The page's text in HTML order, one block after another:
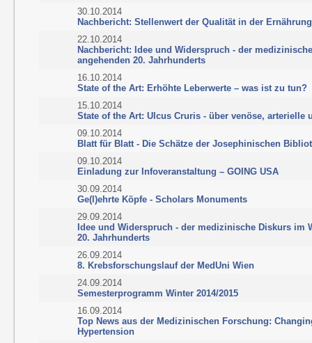
30.10.2014
Nachbericht: Stellenwert der Qualität in der Ernährung
22.10.2014
Nachbericht: Idee und Widerspruch - der
angehenden 20. Jahrhunderts
16.10.2014
State of the Art: Erhöhte Leberwerte – was ist zu tun?
15.10.2014
State of the Art: Ulcus Cruris - über venöse, arterielle
09.10.2014
Blatt für Blatt - Die Schätze der Josephinischen
09.10.2014
Einladung zur Infoveranstaltung – GOING USA
30.09.2014
Ge(l)ehrte Köpfe - Scholars Monuments
29.09.2014
Idee und Widerspruch - der medizinische Diskurs im
20. Jahrhunderts
26.09.2014
8. Krebsforschungslauf der MedUni Wien
24.09.2014
Semesterprogramm Winter 2014/2015
16.09.2014
Top News aus der Medizinischen Forschung:
Hypertension